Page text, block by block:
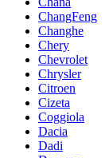
ChangFeng
Changhe
Chery
Chevrolet
Chrysler
Citroen
Cizeta
Coggiola
Dacia
Dadi